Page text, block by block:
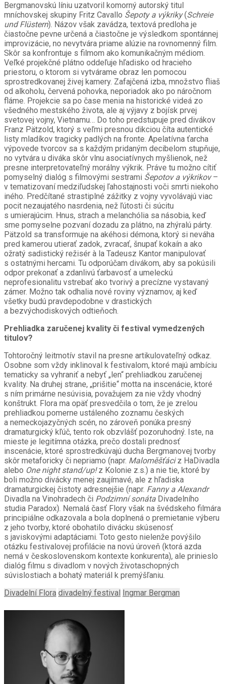
Bergmanovskú líniu uzatvoril komorný autorský titul
mníchovskej skupiny Fritz Cavallo Šepoty a výkriky(Schreie
und Flüstern). Názov však zavádza, textová predloha je
čiastočne pevne určená a čiastočne je výsledkom spontánnej
improvizácie, no nevytvára priame alúzie na rovnomenný film.
Skôr sa konfrontuje s filmom ako komunikačným médiom.
Veľké projekčné plátno oddeľuje hľadisko od hracieho
priestoru, o ktorom si vytvárame obraz len pomocou
sprostredkovanej živej kamery. Zafajčená izba, množstvo fliaš
od alkoholu, červená pohovka, neporiadok ako po náročnom
fláme. Projekcie sa po čase menia na historické videá zo
všedného mestského života, ale aj výjavy z bojísk prvej
svetovej vojny, Vietnamu… Do toho predstupuje pred divákov
Franz Pätzold, ktorý s veľmi presnou dikciou číta autentické
listy mladíkov tragicky padlých na fronte. Apelatívna ťarcha
výpovede tvorcov sa s každým pridaným decibelom stupňuje,
no vytvára u diváka skôr vlnu asociatívnych myšlienok, než
presne interpretovateľný morálny výkrik. Práve tu možno cítiť
pomyselný dialóg s filmovými sestrami Šepotov a výkrikov–
v tematizovaní medziľudskej ľahostajnosti voči smrti niekoho
iného. Predčítané strastiplné zážitky z vojny vyvolávajú viac
pocit nezaujatého nasrdenia, než ľútosti či súcitu
s umierajúcim. Hnus, strach a melanchólia sa násobia, keď
sme pomyselne pozvaní dozadu za plátno, na zhýralú párty.
Pätzold sa transformuje na akéhosi démona, ktorý si neváha
pred kamerou utierať zadok, zvracať, šnupať kokaín a ako
ožratý sadistický režisér à la Tadeusz Kantor manipulovať
s ostatnými hercami. Tu odporúčam divákom, aby sa pokúsili
odpor prekonať a zdanlivú ťarbavosť a umeleckú
neprofesionalitu vstrebať ako tvorivý a precízne vystavaný
zámer. Možno tak odhalia nové roviny významov, aj keď
všetky budú pravdepodobne v drastických
a bezvýchodiskových odtieňoch.
Prehliadka zaručenej kvality či festival vymedzených
titulov?
Tohtoročný leitmotív stavil na presne artikulovateľný odkaz.
Osobne som vždy inklinoval k festivalom, ktoré majú ambíciu
tematicky sa vyhraniť a nebyť „len“ prehliadkou zaručenej
kvality. Na druhej strane, „prišitie“ motta na inscenácie, ktoré
s ním primárne nesúvisia, považujem za nie vždy vhodný
konštrukt. Flora ma opäť presvedčila o tom, že je zrelou
prehliadkou pomerne ustáleného zoznamu českých
a nemeckojazyčných scén, no zároveň ponúka presný
dramaturgický kľúč, tento rok obzvlášť pozoruhodný. Iste, na
mieste je legitímna otázka, prečo dostali prednosť
inscenácie, ktoré sprostredkúvajú ducha Bergmanovej tvorby
skôr metaforicky či nepriamo (napr. Maloměšťáciz HaDivadla
alebo One night stand/up!z Kolonie z.s.) a nie tie, ktoré by
boli možno divácky menej zaujímavé, ale z hľadiska
dramaturgickej čistoty adresnejšie (napr. Fanny a Alexandr
Divadla na Vinohradech či Podzimní sonáta Divadelního
studia Paradox). Nemalá časť Flory však na švédskeho filmára
principiálne odkazovala a bola doplnená o premietanie výberu
z jeho tvorby, ktoré obohatilo divácku skúsenosť
s javiskovými adaptáciami. Toto gesto nielenže povýšilo
otázku festivalovej profilácie na novú úroveň (ktorá azda
nemá v československom kontexte konkurenta), ale prinieslo
dialóg filmu s divadlom v nových životaschopných
súvislostiach a bohatý materiál k premýšľaniu.
Divadelní Flora divadelný festival Ingmar Bergman